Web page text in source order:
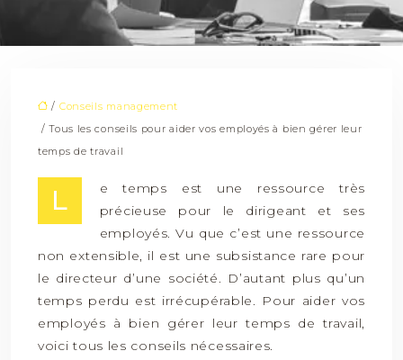
/ Conseils management
/ Tous les conseils pour aider vos employés à bien gérer leur
temps de travail
L
e temps est une ressource très
précieuse pour le dirigeant et ses
employés. Vu que c’est une ressource
non extensible, il est une subsistance rare pour
le directeur d’une société. D’autant plus qu’un
temps perdu est irrécupérable. Pour aider vos
employés à bien gérer leur temps de travail,
voici tous les conseils nécessaires.